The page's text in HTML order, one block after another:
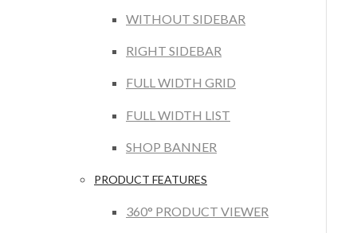
WITHOUT SIDEBAR
RIGHT SIDEBAR
FULL WIDTH GRID
FULL WIDTH LIST
SHOP BANNER
PRODUCT FEATURES
360° PRODUCT VIEWER